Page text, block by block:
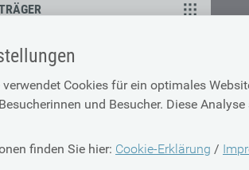
verwendet Cookies für ein optimales
und Besucher. Diese
finden Sie hier: Cookie-Erklärung /